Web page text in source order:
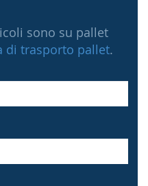
sono su pallet
di trasporto pallet.